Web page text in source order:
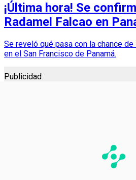
¡Última hora! Se
Radamel Falcao en
Se reveló qué pasa con la chance
en el San Francisco de Panamá.
Publicidad